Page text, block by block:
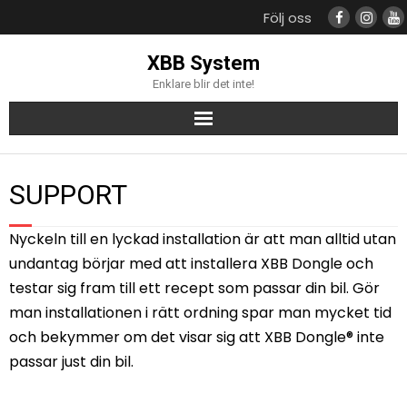
Följ oss
XBB System
Enklare blir det inte!
Produkter
Support
Kompatibla bilmodeller
Återförsäljare
SUPPORT
Nyckeln till en lyckad installation är att man alltid utan
undantag börjar med att installera XBB Dongle och
testar sig fram till ett recept som passar din bil. Gör
man installationen i rätt ordning spar man mycket tid
och bekymmer om det visar sig att XBB Dongle® inte
passar just din bil.